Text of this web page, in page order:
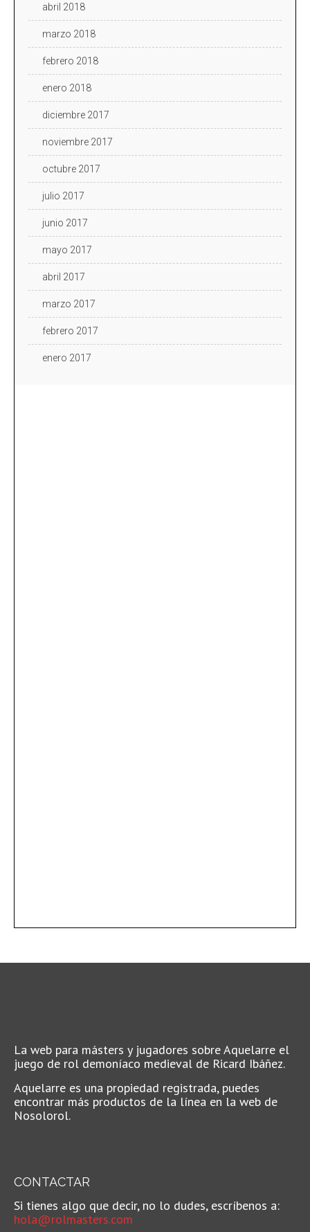
abril 2018
marzo 2018
febrero 2018
enero 2018
diciembre 2017
noviembre 2017
octubre 2017
julio 2017
junio 2017
mayo 2017
abril 2017
marzo 2017
febrero 2017
enero 2017
La web para másters y jugadores sobre Aquelarre el
juego de rol demoníaco medieval de Ricard Ibáñez.
Aquelarre es una propiedad registrada, puedes
encontrar más productos de la línea en la web de
Nosolorol.
CONTACTAR
Si tienes algo que decir, no lo dudes, escríbenos a:
hola@rolmasters.com